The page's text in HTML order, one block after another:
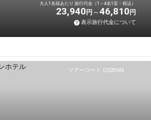
大人1名様あたり 旅行代金（1～4名1室・税込）
23,940 円 46,810 円
表示旅行代金について
ツアーコード Q02BNN